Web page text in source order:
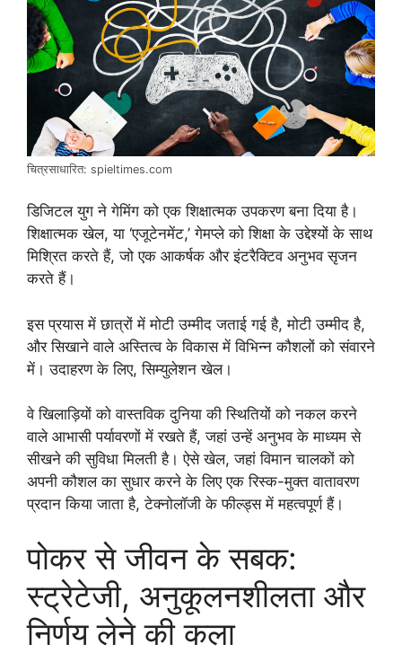
चित्रसाधारित: spieltimes.com
डिजिटल युग ने गेमिंग को एक शिक्षात्मक उपकरण बना दिया है।
शिक्षात्मक खेल, या ‘एजूटेनमेंट,’ गेमप्ले को शिक्षा के उद्देश्यों के साथ
मिश्रित करते हैं, जो एक आकर्षक और इंटरैक्टिव अनुभव सृजन
करते हैं।
इस प्रयास में छात्रों में मोटी उम्मीद जताई गई है, मोटी उम्मीद है,
और सिखाने वाले अस्तित्व के विकास में विभिन्न कौशलों को संवारने
में। उदाहरण के लिए, सिम्युलेशन खेल।
वे खिलाड़ियों को वास्तविक दुनिया की स्थितियों को नकल करने
वाले आभासी पर्यावरणों में रखते हैं, जहां उन्हें अनुभव के माध्यम से
सीखने की सुविधा मिलती है। ऐसे खेल, जहां विमान चालकों को
अपनी कौशल का सुधार करने के लिए एक रिस्क-मुक्त वातावरण
प्रदान किया जाता है, टेक्नोलॉजी के फील्ड्स में महत्वपूर्ण हैं।
पोकर से जीवन के सबक:
स्ट्रेटेजी, अनुकूलनशीलता और
निर्णय लेने की कला